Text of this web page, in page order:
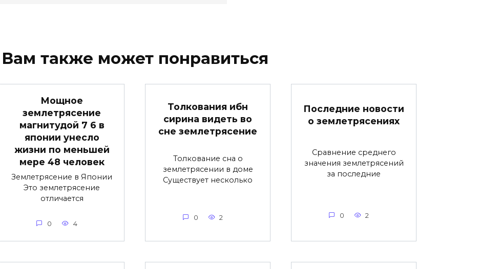
Вам также может понравиться
Мощное
землетрясение
магнитудой 7 6 в
японии унесло
жизни по меньшей
мере 48 человек
Землетрясение в Японии
Это землетрясение
отличается
0 4
Толкования ибн
сирина видеть во
сне землетрясение
Толкование сна о
землетрясении в доме
Существует несколько
0 2
Последние новости
о землетрясениях
Сравнение среднего
значения землетрясений
за последние
0 2